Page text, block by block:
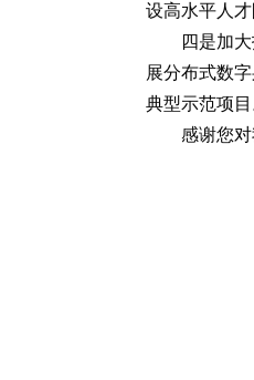
设高水平人才
四是加
展分布式数
典型示范项
感谢您